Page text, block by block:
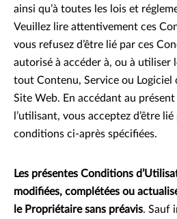
ainsi qu’à toutes les lois et
Veuillez lire attentivement ces
vous refusez d’être lié par ces
autorisé à accéder à, ou à utiliser
tout Contenu, Service ou Logiciel
Site Web. En accédant au
l’utilisant, vous acceptez d’être
conditions ci-après spécifiées.
Les présentes Conditions
modifiées, complétées ou
le Propriétaire sans préavis. Sauf